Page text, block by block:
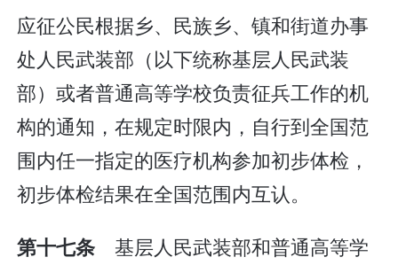
应征公民根据乡、民族乡、镇和街道办事
处人民武装部（以下统称基层人民武装
部）或者普通高等学校负责征兵工作的机
构的通知，在规定时限内，自行到全国范
围内任一指定的医疗机构参加初步体检，
初步体检结果在全国范围内互认。
第十七条 基层人民武装部和普通高等学